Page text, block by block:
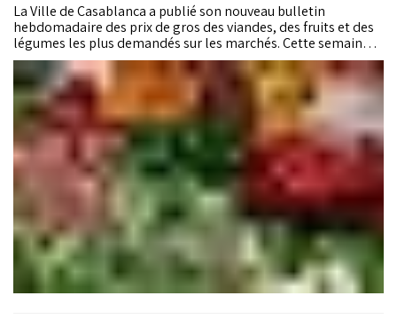
La Ville de Casablanca a publié son nouveau bulletin
hebdomadaire des prix de gros des viandes, des fruits et des
légumes les plus demandés sur les marchés. Cette semaine,
plusieurs légumes poursuivent leur repli, tandis que les
viandes rouges enregistrent de légers ajustements à la
baisse. Le marché des fruits, en revanche, affiche des
évolutions plus contrastées, entre stabilité de certaines
références et variations sur les produits de saison.